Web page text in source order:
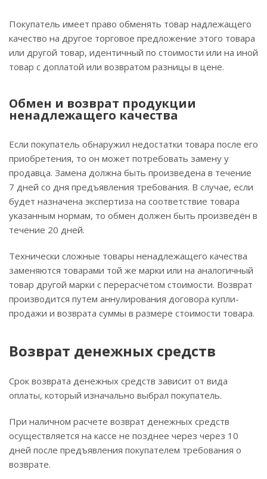
Покупатель имеет право обменять товар надлежащего
качество на другое торговое предложение этого товара
или другой товар, идентичный по стоимости или на иной
товар с доплатой или возвратом разницы в цене.
Обмен и возврат продукции
ненадлежащего качества
Если покупатель обнаружил недостатки товара после его
приобретения, то он может потребовать замену у
продавца. Замена должна быть произведена в течение
7 дней со дня предъявления требования. В случае, если
будет назначена экспертиза на соответствие товара
указанным нормам, то обмен должен быть произведён в
течение 20 дней.
Технически сложные товары ненадлежащего качества
заменяются товарами той же марки или на аналогичный
товар другой марки с перерасчётом стоимости. Возврат
производится путем аннулирования договора купли-
продажи и возврата суммы в размере стоимости товара.
Возврат денежных средств
Срок возврата денежных средств зависит от вида
оплаты, который изначально выбрал покупатель.
При наличном расчете возврат денежных средств
осуществляется на кассе не позднее через через 10
дней после предъявления покупателем требования о
возврате.